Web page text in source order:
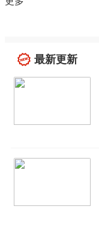
最新更新